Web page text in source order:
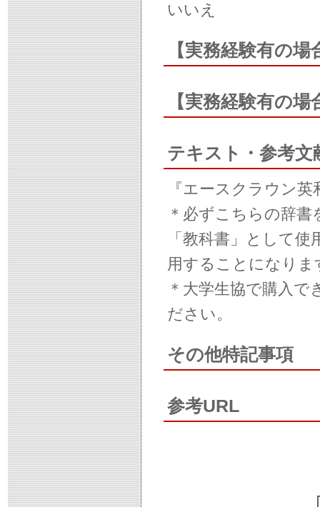
いいえ
【実務経験有の
【実務経験有の
テキスト・参考文
『エースクラウン
＊必ずこちらの辞
「教科書」として
用することになりま
＊大学生協で購入
ださい。
その他特記事項
参考URL